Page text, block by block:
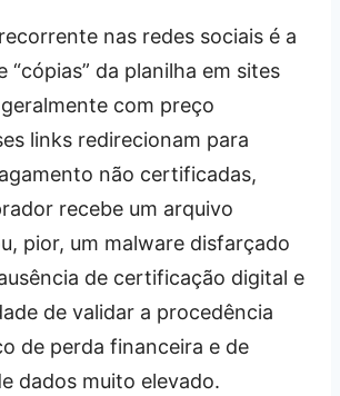
nas redes sociais é a
“cópias” da planilha em sites
com preço
links redirecionam para
não certificadas,
recebe um arquivo
pior, um malware disfarçado
de certificação digital e
de validar a procedência
de perda financeira e de
dados muito elevado.